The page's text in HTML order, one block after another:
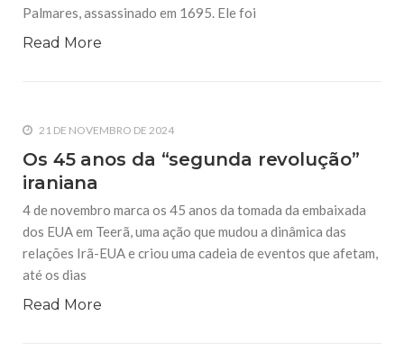
Palmares, assassinado em 1695. Ele foi
Read More
21 DE NOVEMBRO DE 2024
Os 45 anos da “segunda revolução”
iraniana
4 de novembro marca os 45 anos da tomada da embaixada
dos EUA em Teerã, uma ação que mudou a dinâmica das
relações Irã-EUA e criou uma cadeia de eventos que afetam,
até os dias
Read More